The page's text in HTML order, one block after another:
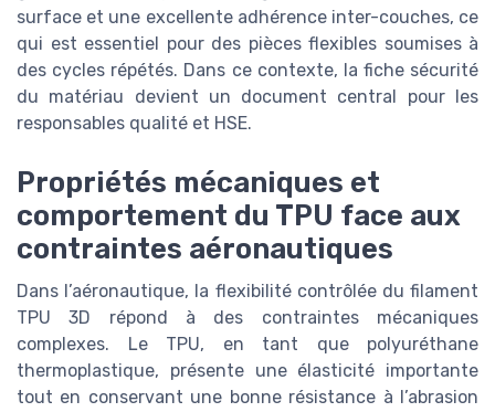
surface et une excellente adhérence inter-couches, ce
qui est essentiel pour des pièces flexibles soumises à
des cycles répétés. Dans ce contexte, la fiche sécurité
du matériau devient un document central pour les
responsables qualité et HSE.
Propriétés mécaniques et
comportement du TPU face aux
contraintes aéronautiques
Dans l’aéronautique, la flexibilité contrôlée du filament
TPU 3D répond à des contraintes mécaniques
complexes. Le TPU, en tant que polyuréthane
thermoplastique, présente une élasticité importante
tout en conservant une bonne résistance à l’abrasion